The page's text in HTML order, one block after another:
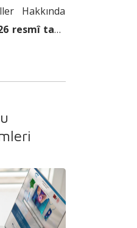
Hakkında
resmî tatil
yer